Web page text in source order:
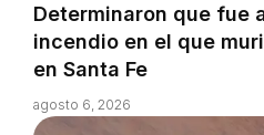
Determinaron que fue
incendio en el que
en Santa Fe
agosto 6, 2026